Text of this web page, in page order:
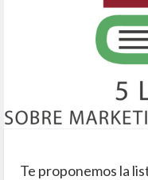
Te proponemos la